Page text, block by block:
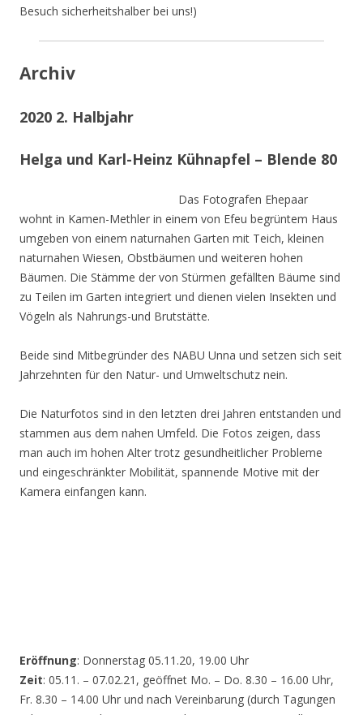
Besuch sicherheitshalber bei uns!)
Archiv
2020 2. Halbjahr
Helga und Karl-Heinz Kühnapfel – Blende 80
Das Fotografen Ehepaar
wohnt in Kamen-Methler in einem von Efeu begrüntem Haus
umgeben von einem naturnahen Garten mit Teich, kleinen
naturnahen Wiesen, Obstbäumen und weiteren hohen
Bäumen. Die Stämme der von Stürmen gefällten Bäume sind
zu Teilen im Garten integriert und dienen vielen Insekten und
Vögeln als Nahrungs-und Brutstätte.
Beide sind Mitbegründer des NABU Unna und setzen sich seit
Jahrzehnten für den Natur- und Umweltschutz nein.
Die Naturfotos sind in den letzten drei Jahren entstanden und
stammen aus dem nahen Umfeld. Die Fotos zeigen, dass
man auch im hohen Alter trotz gesundheitlicher Probleme
und eingeschränkter Mobilität, spannende Motive mit der
Kamera einfangen kann.
Eröffnung: Donnerstag 05.11.20, 19.00 Uhr
Zeit: 05.11. – 07.02.21, geöffnet Mo. – Do. 8.30 – 16.00 Uhr,
Fr. 8.30 – 14.00 Uhr und nach Vereinbarung (durch Tagungen